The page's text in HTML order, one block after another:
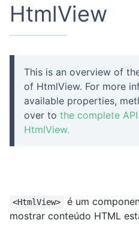
HtmlView
This is an overview of
of HtmlView. For more
available properties,
over to the complete
HtmlView.
<HtmlView>
é um
mostrar conteúdo HTML